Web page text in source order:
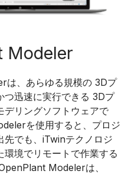
Modeler
は、あらゆる規模の 3Dプ
つ迅速に実行できる 3Dプ
デリングソフトウェアで
を使用すると、プロジ
先でも、iTwinテクノロジ
環境でリモートで作業する
Modelerは、